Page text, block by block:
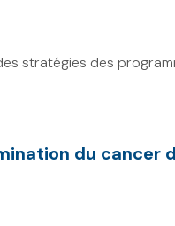
stratégies des
du cancer